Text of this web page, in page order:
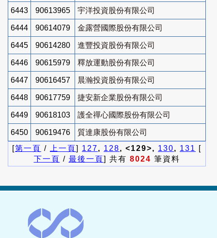
6443 90613965 宇洋投資股份有限公司
6444 90614079 金露營國際股份有限公司
6445 90614280 進豐投資股份有限公司
6446 90615979 釋放運動股份有限公司
6447 90616457 晨瀚投資股份有限公司
6448 90617759 捷安新企業股份有限公司
6449 90618103 護全禪心國際股份有限公司
6450 90619476
質達康股份有限公司
[第一頁 / 上一頁] 127, 128, <129>, 130, 131
[
下一頁 / 最後一頁] 共有 8024 筆資料